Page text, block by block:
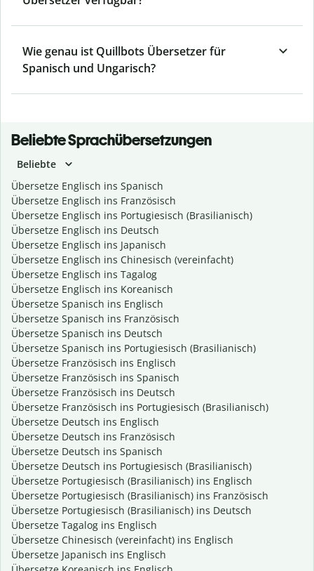
Wie genau ist Quillbots Übersetzer für
Spanisch und Ungarisch?
Beliebte Sprachübersetzungen
Beliebte
Übersetze Englisch ins Spanisch
Übersetze Englisch ins Französisch
Übersetze Englisch ins Portugiesisch (Brasilianisch)
Übersetze Englisch ins Deutsch
Übersetze Englisch ins Japanisch
Übersetze Englisch ins Chinesisch (vereinfacht)
Übersetze Englisch ins Tagalog
Übersetze Englisch ins Koreanisch
Übersetze Spanisch ins Englisch
Übersetze Spanisch ins Französisch
Übersetze Spanisch ins Deutsch
Übersetze Spanisch ins Portugiesisch (Brasilianisch)
Übersetze Französisch ins Englisch
Übersetze Französisch ins Spanisch
Übersetze Französisch ins Deutsch
Übersetze Französisch ins Portugiesisch (Brasilianisch)
Übersetze Deutsch ins Englisch
Übersetze Deutsch ins Französisch
Übersetze Deutsch ins Spanisch
Übersetze Deutsch ins Portugiesisch (Brasilianisch)
Übersetze Portugiesisch (Brasilianisch) ins Englisch
Übersetze Portugiesisch (Brasilianisch) ins Französisch
Übersetze Portugiesisch (Brasilianisch) ins Deutsch
Übersetze Tagalog ins Englisch
Übersetze Chinesisch (vereinfacht) ins Englisch
Übersetze Japanisch ins Englisch